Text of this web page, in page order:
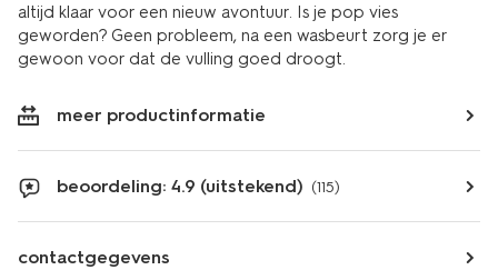
altijd klaar voor een nieuw avontuur. Is je pop vies
geworden? Geen probleem, na een wasbeurt zorg je er
gewoon voor dat de vulling goed droogt.
meer productinformatie
beoordeling: 4.9 (uitstekend) (115)
contactgegevens